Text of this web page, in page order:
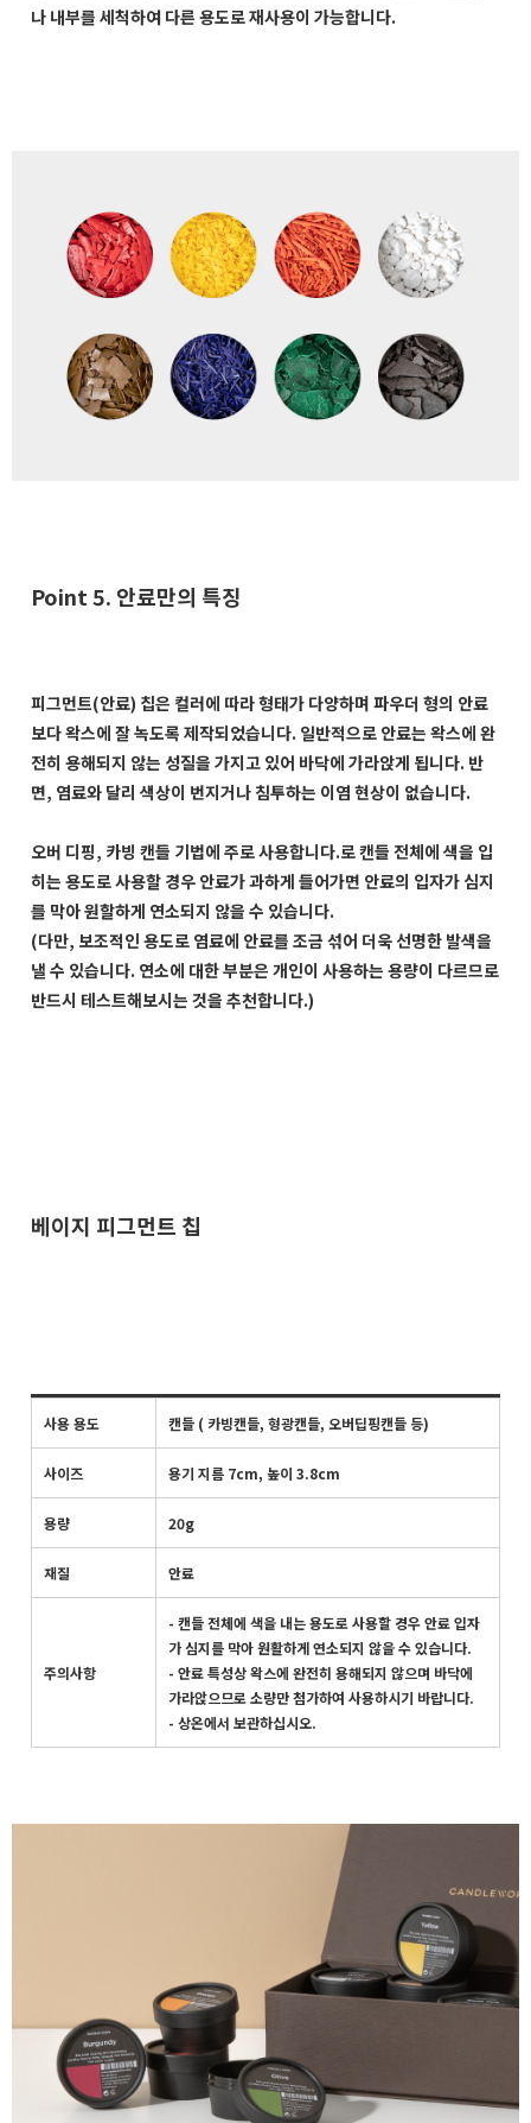
나 내부를 세척하여 다른 용도로 재사용이 가능합니다.
Point 5. 안료만의 특징
피그먼트(안료) 칩은 컬러에 따라 형태가 다양하며 파우더 형의 안료
보다 왁스에 잘 녹도록 제작되었습니다. 일반적으로 안료는 왁스에 완
전히 용해되지 않는 성질을 가지고 있어 바닥에 가라앉게 됩니다. 반
면, 염료와 달리 색상이 번지거나 침투하는 이염 현상이 없습니다.
오버 디핑, 카빙 캔들 기법에 주로 사용합니다.로 캔들 전체에 색을 입
히는 용도로 사용할 경우 안료가 과하게 들어가면 안료의 입자가 심지
를 막아 원할하게 연소되지 않을 수 있습니다.
(다만, 보조적인 용도로 염료에 안료를 조금 섞어 더욱 선명한 발색을
낼 수 있습니다. 연소에 대한 부분은 개인이 사용하는 용량이 다르므로
반드시 테스트해보시는 것을 추천합니다.)
베이지 피그먼트 칩
사용 용도 캔들 ( 카빙캔들, 형광캔들, 오버딥핑캔들 등)
사이즈 용기 지름 7cm, 높이 3.8cm
용량 20g
재질 안료
주의사항
- 캔들 전체에 색을 내는 용도로 사용할 경우 안료 입자
가 심지를 막아 원활하게 연소되지 않을 수 있습니다.
- 안료 특성상 왁스에 완전히 용해되지 않으며 바닥에
가라앉으므로 소량만 첨가하여 사용하시기 바랍니다.
- 상온에서 보관하십시오.